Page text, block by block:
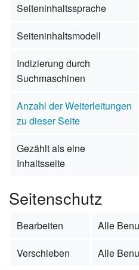
Seiteninhaltssprache
Seiteninhaltsmodell
Indizierung durch
Suchmaschinen
Anzahl der Weiterleitungen
zu dieser Seite
Gezählt als eine
Inhaltsseite
Seitenschutz
Bearbeiten
Alle
Verschieben
Alle